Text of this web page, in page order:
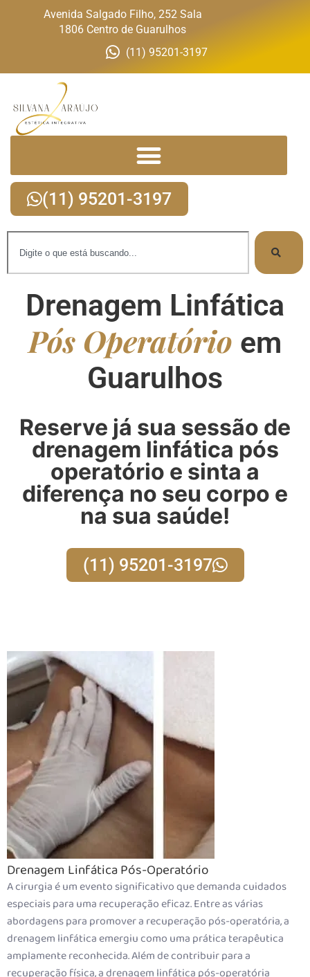
Avenida Salgado Filho, 252 Sala
1806 Centro de Guarulhos
(11) 95201-3197
(11) 95201-3197
Drenagem Linfática
Pós Operatório em
Guarulhos
Reserve já sua sessão de
drenagem linfática pós
operatório e sinta a
diferença no seu corpo e
na sua saúde!
(11) 95201-3197
Drenagem LinfáticaPós-Operatório
A cirurgia é um evento significativo que demanda cuidados
especiais para uma recuperação eficaz. Entre as várias
abordagens para promover a recuperação pós-operatória, a
drenagem linfática emergiu como uma prática terapêutica
amplamente reconhecida. Além de contribuir para a
recuperação física, a drenagem linfática pós-operatória